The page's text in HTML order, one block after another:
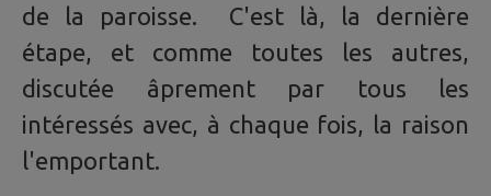
de la paroisse. C'est là, la dernière
étape, et comme toutes les autres,
discutée âprement par tous les
intéressés avec, à chaque fois, la raison
l'emportant.